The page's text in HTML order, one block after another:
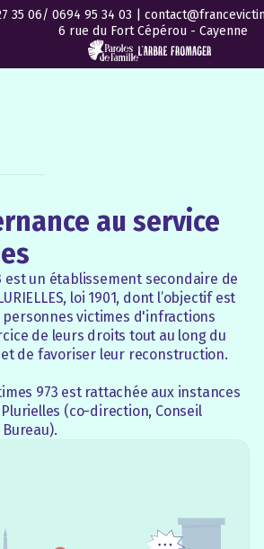
35 06/ 0694 95 34 03 |
6 rue du Fort Cépérou - Cayenne
au service
est un établissement secondaire de
loi 1901, dont l’objectif est
victimes d'infractions
de leurs droits tout au long du
de favoriser leur reconstruction.
973 est rattachée aux instances
(co-direction, Conseil